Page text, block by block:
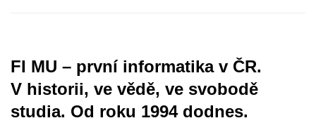
FI MU – první informatika v ČR.
V historii, ve vědě, ve svobodě
studia. Od roku 1994 dodnes.